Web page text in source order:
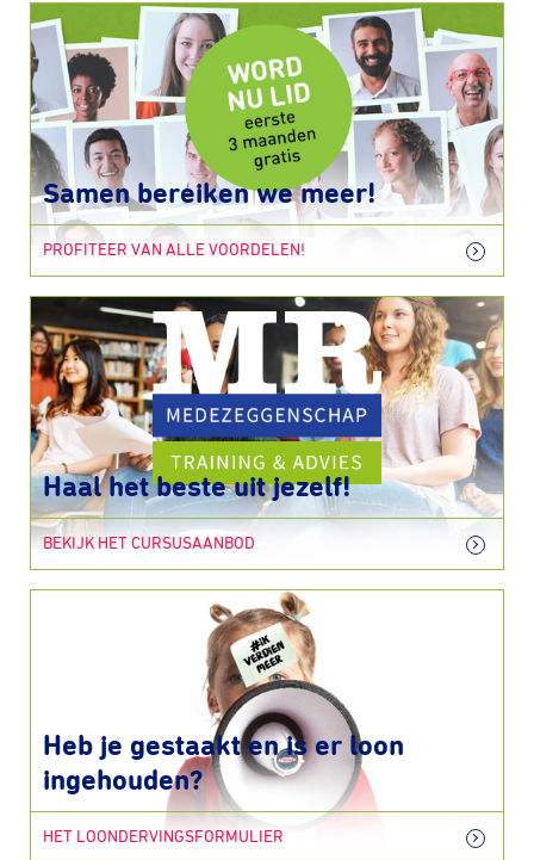
Samen bereiken we meer!
PROFITEER VAN ALLE VOORDELEN!
Haal het beste uit jezelf!
BEKIJK HET CURSUSAANBOD
Heb je gestaakt en is er loon
ingehouden?
HET LOONDERVINGSFORMULIER